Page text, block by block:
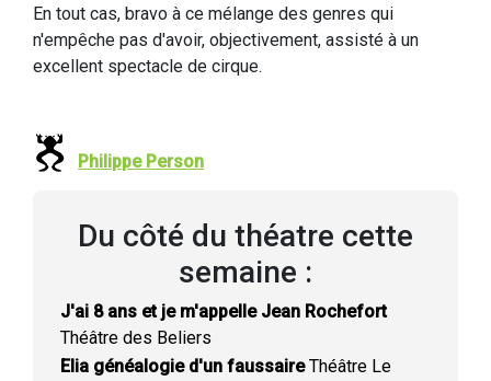
En tout cas, bravo à ce mélange des genres qui
n'empêche pas d'avoir, objectivement, assisté à un
excellent spectacle de cirque.
Philippe Person
Du côté du théatre cette
semaine :
J'ai 8 ans et je m'appelle Jean Rochefort
Théâtre des Beliers
Elia généalogie d'un faussaireThéâtre Le